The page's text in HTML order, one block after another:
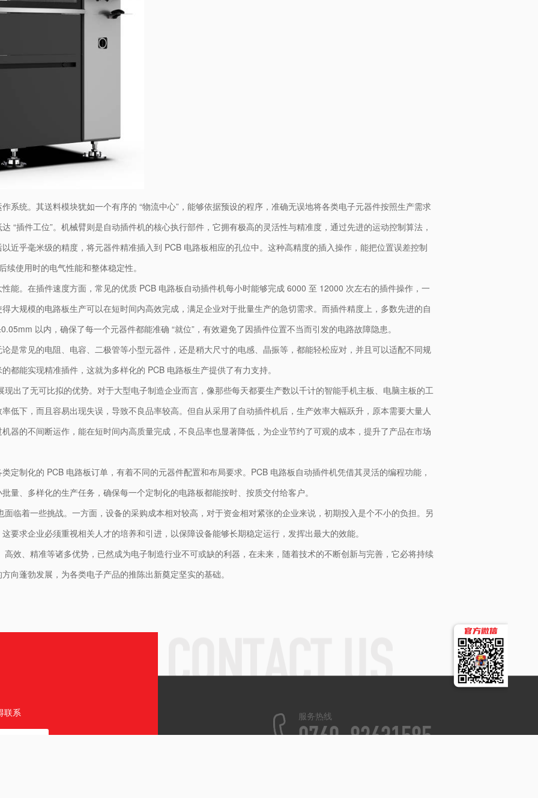
系统。其送料模块犹如一个有序的 “物流中心”，能够依据预设的程序，准确无误地将各类电子元器件按照生产需求
“插件工位”。机械臂则是自动插件机的核心执行部件，它拥有极高的灵活性与精准度，通过先进的运动控制算法，
近乎毫米级的精度，将元器件精准插入到 PCB 电路板相应的孔位中。这种高精度的插入操作，能把位置误差控制
使用时的电气性能和整体稳定性。
能。在插件速度方面，常见的优质 PCB 电路板自动插件机每小时能够完成 6000 至 12000 次左右的插件操作，一
大规模的电路板生产可以在短时间内高效完成，满足企业对于批量生产的急切需求。而插件精度上，多数先进的自
以内，确保了每一个元器件都能准确 “就位”，有效避免了因插件位置不当而引发的电路故障隐患。
是常见的电阻、电容、二极管等小型元器件，还是稍大尺寸的电感、晶振等，都能轻松应对，并且可以适配不同规
都能实现精准插件，这就为多样化的 PCB 电路板生产提供了有力支持。
出了无可比拟的优势。对于大型电子制造企业而言，像那些每天都要生产数以千计的智能手机主板、电脑主板的工
低下，而且容易出现失误，导致不良品率较高。但自从采用了自动插件机后，生产效率大幅跃升，原本需要大量人
器的不间断运作，能在短时间内高质量完成，不良品率也显著降低，为企业节约了可观的成本，提升了产品在市场
定制化的 PCB 电路板订单，有着不同的元器件配置和布局要求。PCB 电路板自动插件机凭借其灵活的编程功能，
量、多样化的生产任务，确保每一个定制化的电路板都能按时、按质交付给客户。
临着一些挑战。一方面，设备的采购成本相对较高，对于资金相对紧张的企业来说，初期投入是个不小的负担。另
要求企业必须重视相关人才的培养和引进，以保障设备能够长期稳定运行，发挥出最大的效能。
效、精准等诸多优势，已然成为电子制造行业不可或缺的利器，在未来，随着技术的不断创新与完善，它必将持续
向蓬勃发展，为各类电子产品的推陈出新奠定坚实的基础。
联系 服务热线
0769-82631585